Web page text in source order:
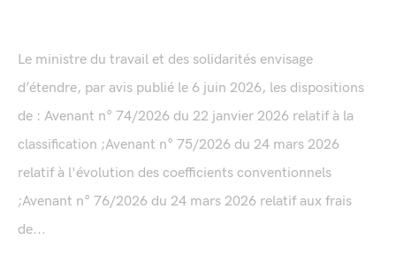
Le ministre du travail et des solidarités envisage
d’étendre, par avis publié le 6 juin 2026, les dispositions
de : Avenant n° 74/2026 du 22 janvier 2026 relatif à la
classification ;Avenant n° 75/2026 du 24 mars 2026
relatif à l'évolution des coefficients conventionnels
;Avenant n° 76/2026 du 24 mars 2026 relatif aux frais
de...